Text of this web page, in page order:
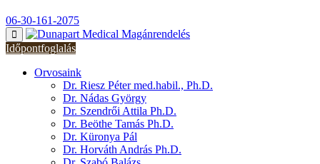
06-30-161-2075
Időpontfoglalás
Orvosaink
Dr. Riesz Péter med.habil., Ph.D.
Dr. Nádas György
Dr. Szendrői Attila Ph.D.
Dr. Beöthe Tamás Ph.D.
Dr. Küronya Pál
Dr. Horváth András Ph.D.